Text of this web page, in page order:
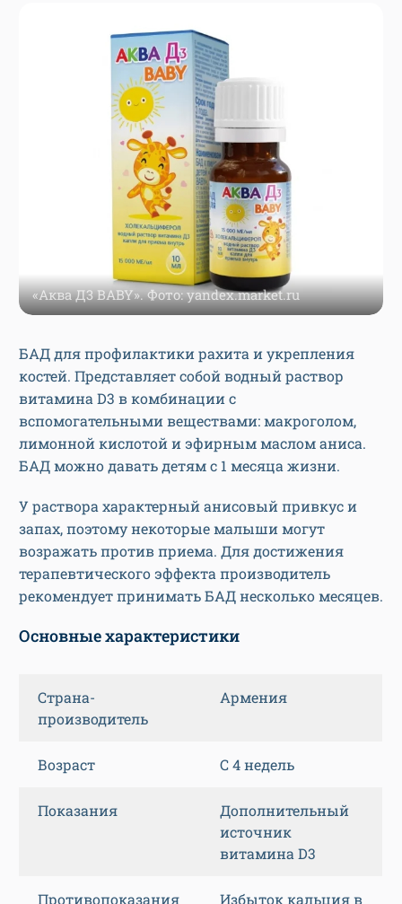
«Аква Д3 BABY». Фото: yandex.market.ru
БАД для профилактики рахита и укрепления
костей. Представляет собой водный раствор
витамина D3 в комбинации с
вспомогательными веществами: макроголом,
лимонной кислотой и эфирным маслом аниса.
БАД можно давать детям с 1 месяца жизни.
У раствора характерный анисовый привкус и
запах, поэтому некоторые малыши могут
возражать против приема. Для достижения
терапевтического эффекта производитель
рекомендует принимать БАД несколько месяцев.
Основные характеристики
Страна-
производитель
Армения
Возраст С 4 недель
Показания
Дополнительный
источник
витамина D3
Противопоказания Избыток кальция в